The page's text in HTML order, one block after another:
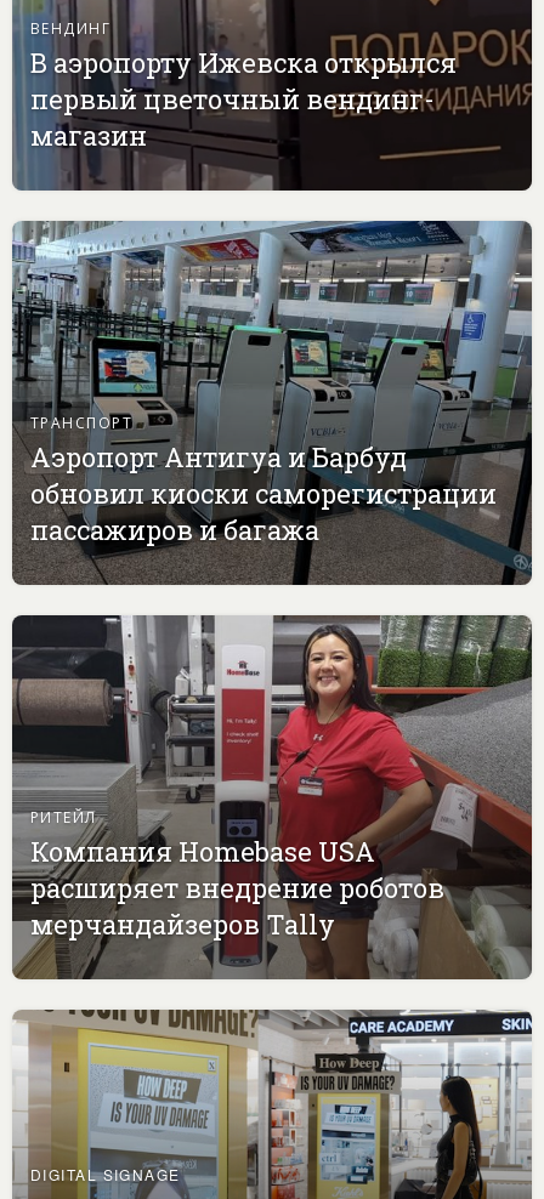
ВЕНДИНГ
В аэропорту Ижевска открылся
первый цветочный вендинг-
магазин
ТРАНСПОРТ
Аэропорт Антигуа и Барбуд
обновил киоски саморегистрации
пассажиров и багажа
РИТЕЙЛ
Компания Homebase USA
расширяет внедрение роботов
мерчандайзеров Tally
DIGITAL SIGNAGE